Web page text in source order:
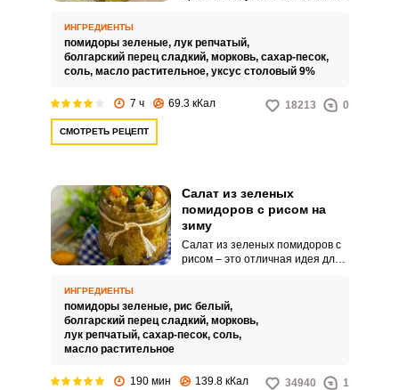
ИНГРЕДИЕНТЫ
помидоры зеленые, лук репчатый,
болгарский перец сладкий, морковь, сахар-песок,
соль, масло растительное, уксус столовый 9%
7 ч 69.3 кКал 18213 0
СМОТРЕТЬ РЕЦЕПТ
Салат из зеленых
помидоров с рисом на
зиму
Салат из зеленых помидоров с
рисом – это отличная идея для
салат получается очень сочным
и сытным.
ИНГРЕДИЕНТЫ
помидоры зеленые, рис белый,
болгарский перец сладкий, морковь,
лук репчатый, сахар-песок, соль,
масло растительное
190 мин 139.8 кКал 34940 1